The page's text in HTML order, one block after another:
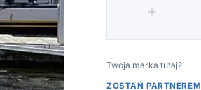
Twoja marka tutaj?
ZOSTAŃ PARTNEREM